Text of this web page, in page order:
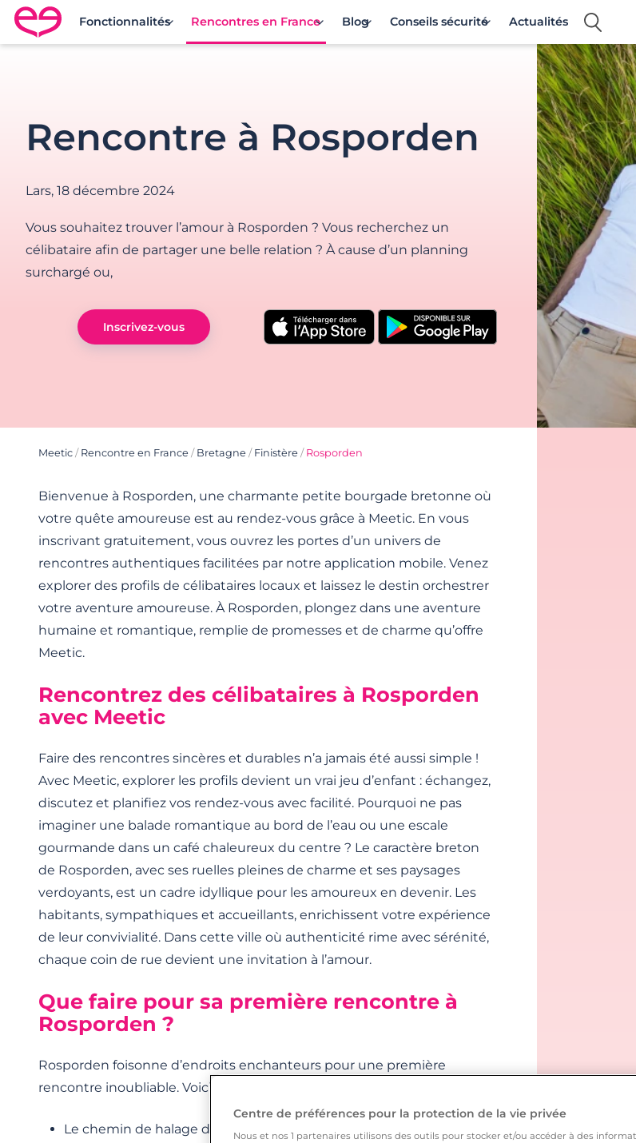
Rencontre en France avec Meetic
Fonctionnalités Rencontres en France Blog Conseils sécurité Actualités
Rencontre à Rosporden
Lars, 18 décembre 2024
Vous souhaitez trouver l’amour à Rosporden ? Vous recherchez un
célibataire afin de partager une belle relation ? À cause d’un planning
surchargé ou,
Inscrivez-vous
Meetic / Rencontre en France / Bretagne / Finistère / Rosporden
Bienvenue à Rosporden, une charmante petite bourgade bretonne où
votre quête amoureuse est au rendez-vous grâce à Meetic. En vous
inscrivant gratuitement, vous ouvrez les portes d’un univers de
rencontres authentiques facilitées par notre application mobile. Venez
explorer des profils de célibataires locaux et laissez le destin orchestrer
votre aventure amoureuse. À Rosporden, plongez dans une aventure
humaine et romantique, remplie de promesses et de charme qu’offre
Meetic.
Rencontrez des célibataires à Rosporden
avec Meetic
Faire des rencontres sincères et durables n’a jamais été aussi simple !
Avec Meetic, explorer les profils devient un vrai jeu d’enfant : échangez,
discutez et planifiez vos rendez-vous avec facilité. Pourquoi ne pas
imaginer une balade romantique au bord de l’eau ou une escale
gourmande dans un café chaleureux du centre ? Le caractère breton
de Rosporden, avec ses ruelles pleines de charme et ses paysages
verdoyants, est un cadre idyllique pour les amoureux en devenir. Les
habitants, sympathiques et accueillants, enrichissent votre expérience
de leur convivialité. Dans cette ville où authenticité rime avec sérénité,
chaque coin de rue devient une invitation à l’amour.
Que faire pour sa première rencontre à
Rosporden ?
Rosporden foisonne d’endroits enchanteurs pour une première
rencontre inoubliable. Voici quelques idées :
Le chemin de halage de l’Aven pour une promenade bucolique le
Centre de préférences pour la protection de la vie privée
Nous et nos 1 partenaires utilisons des outils pour stocker et/ou accéder à des